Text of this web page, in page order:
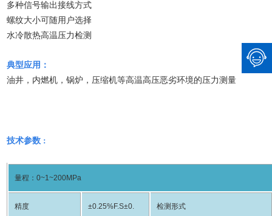
多种信号输出接线方式
螺纹大小可随用户选择
水冷散热高温压力检测
典型应用：
油井，内燃机，锅炉，压缩机等高温高压恶劣环境的压力测量
技术参数 ：
量程：0~1~200MPa
精度
±0.25%F.S±0.
检测形式